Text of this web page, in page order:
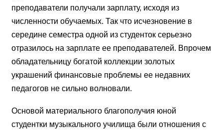
преподаватели получали зарплату, исходя из
численности обучаемых. Так что исчезновение в
середине семестра одной из студенток серьезно
отразилось на зарплате ее преподавателей. Впрочем
обладательницу богатой коллекции золотых
украшений финансовые проблемы ее недавних
педагогов не сильно волновали.
Основой материального благополучия юной
студентки музыкального училища были отношения с